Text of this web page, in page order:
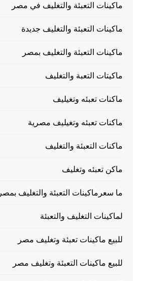
ماكينات التعبئة والتغليف في مصر
ماكينات التعبئة والتغليف جديدة
ماكينات التعبئة والتغليف بمصر
ماكيتات التعبة والتغليف
ماكنات تعبئه وتغيليف
ماكنات تعبئه وتغيليف مصرية
ماكنات التعبئة والتغليف
ماكن تعبئه وتغليف
ما سعرماكينات التعبئة والتغليف بمصر
لماكينات التغليف والتعبئة
للبيع ماكينات تعبئة وتغليف مصر
للبيع ماكينات التعبئة وتغليف مصر